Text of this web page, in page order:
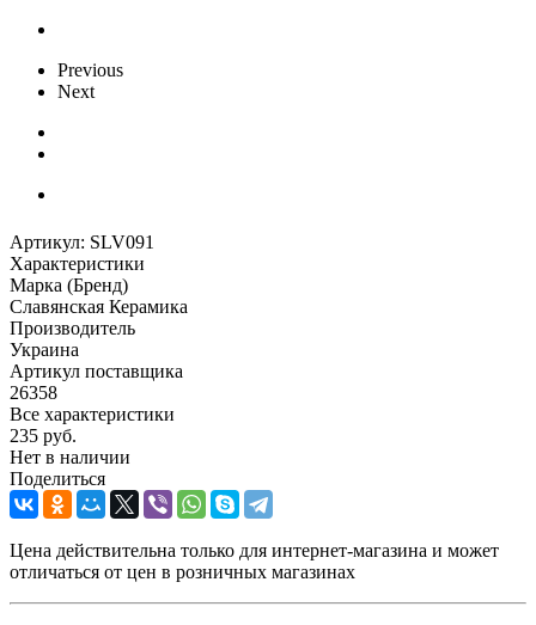
Previous
Next
Артикул: SLV091
Характеристики
Марка (Бренд)
Славянская Керамика
Производитель
Украина
Артикул поставщика
26358
Все характеристики
235 руб.
Нет в наличии
Поделиться
Цена действительна только для интернет-магазина и может
отличаться от цен в розничных магазинах